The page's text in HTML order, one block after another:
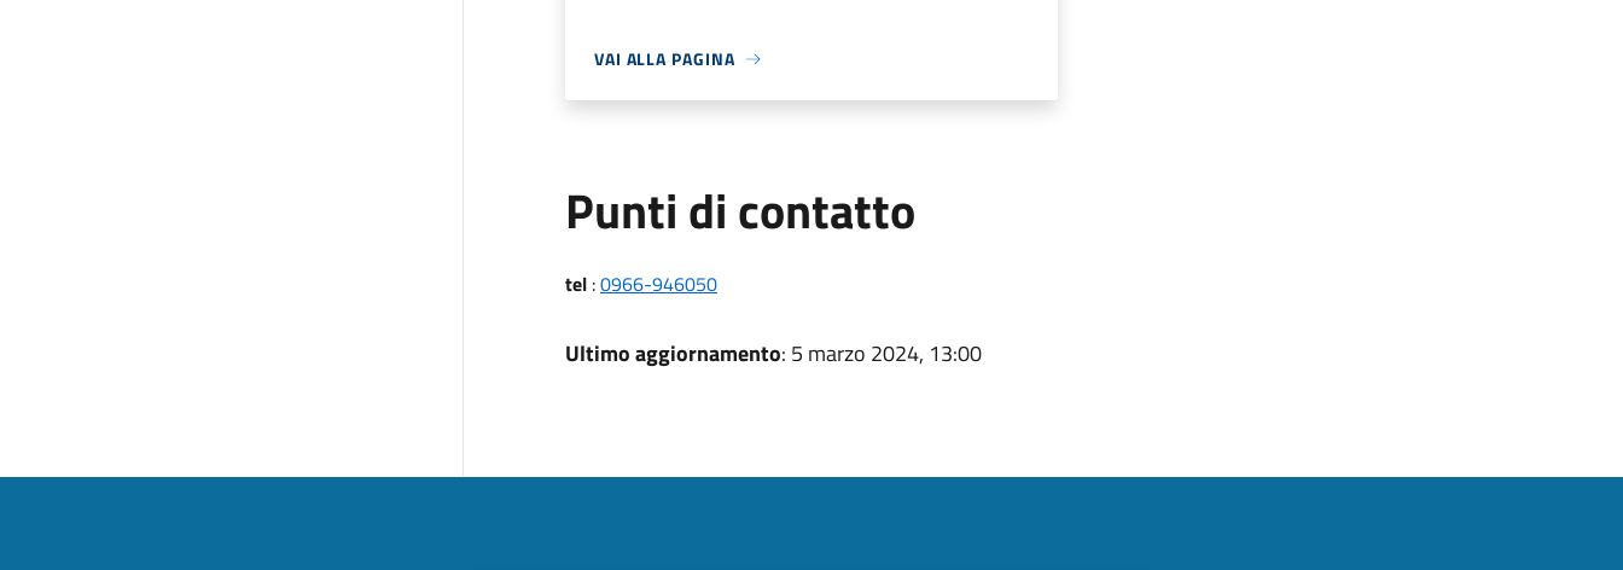
VAI ALLA PAGINA
Punti di contatto
tel:0966-946050
Ultimo aggiornamento: 5 marzo 2024, 13:00